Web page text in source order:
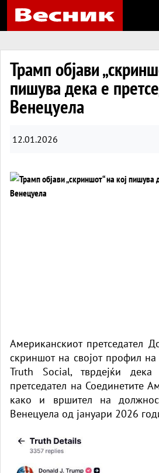
Трамп објави
пишува дека е
Венецуела
12.01.2026
Американскиот претседател
скриншот на својот профил
Truth Social, тврдејќи
претседател на Соединетите
како и вршител на
Венецуела од јануари 2026